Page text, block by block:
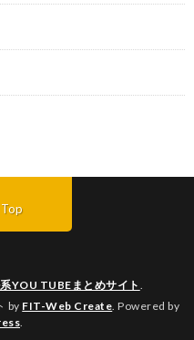
YOU TUBEまとめサイト
by FIT-Web Create . Powered by